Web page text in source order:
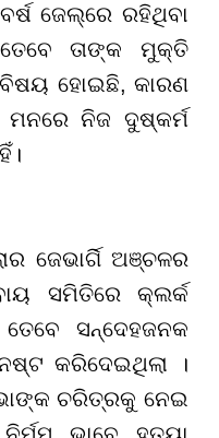
ଜେଲ୍ରେ ରହିଥିବା
ତାଙ୍କ ମୁକ୍ତି
ବିଷୟ ହୋଇଛି, କାରଣ
ମନରେ ନିଜ ଦୁଷ୍କର୍ମ
ଜେଭାର୍ଗି ଅଞ୍ଚଳର
ସମିତିରେ କ୍ଲର୍କ
ସନ୍ଦେହଜନକ
କରିଦେଇଥିଲା ।
ଚରିତ୍ରକୁ ନେଇ
ଭାବେ ହତ୍ୟା